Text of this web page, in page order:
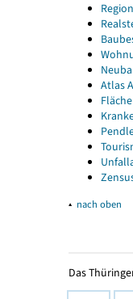
Atlas
▴ nach oben
Das